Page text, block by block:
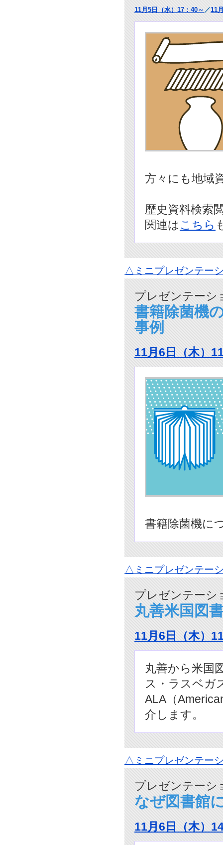
11月5日（水）17：40～ ／11
方々にも地域
歴史資料検索
関連はこちら
△ミニプレゼンテー
プレゼンテーシ
書籍除菌機
事例
11月6日（木）
書籍除菌機に
△ミニプレゼンテー
プレゼンテーシ
丸善米国図
11月6日（木）
丸善から米国
ス・ラスベガ
ALA（
介します。
△ミニプレゼンテー
プレゼンテーシ
なぜ図書館
11月6日（木）